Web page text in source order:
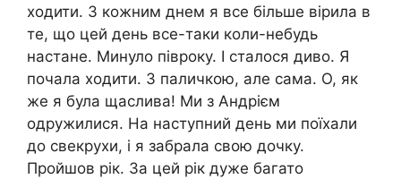
ходити. З кожним днем я все більше вірила в
те, що цей день все-таки коли-небудь
настане. Минуло півроку. І сталося диво. Я
почала ходити. З паличкою, але сама. О, як
же я була щаслива! Ми з Андрієм
одружилися. На наступний день ми поїхали
до свекрухи, і я забрала свою дочку.
Пройшов рік. За цей рік дуже багато